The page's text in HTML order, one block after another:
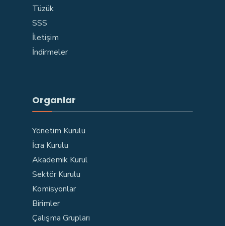
Tüzük
SSS
İletişim
İndirmeler
Organlar
Yönetim Kurulu
İcra Kurulu
Akademik Kurul
Sektör Kurulu
Komisyonlar
Birimler
Çalışma Grupları